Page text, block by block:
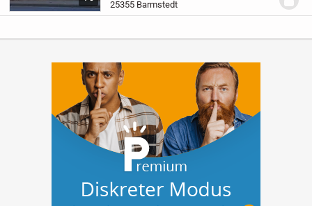
Wohnfläche von etwa 119 m² vier
Wohnräume sowie zusätzliche
25355 Barmstedt